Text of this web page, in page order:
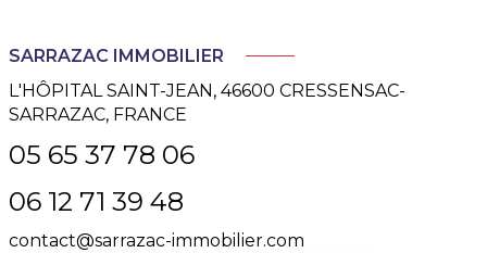
SARRAZAC IMMOBILIER
L'HÔPITAL SAINT-JEAN, 46600 CRESSENSAC-
SARRAZAC, FRANCE
05 65 37 78 06
06 12 71 39 48
contact@sarrazac-immobilier.com